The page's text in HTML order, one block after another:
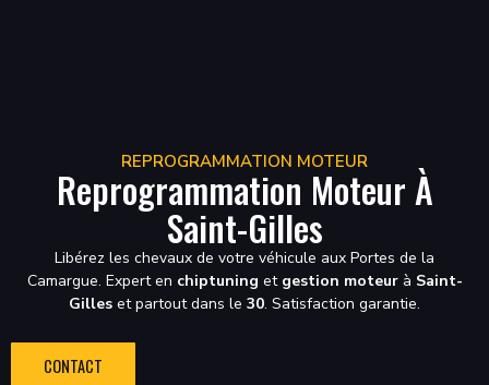
REPROGRAMMATION MOTEUR
Reprogrammation Moteur À
Saint-Gilles
Libérez les chevaux de votre véhicule aux Portes de la
Camargue. Expert en chiptuning et gestion moteurà Saint-
Gilles et partout dans le 30. Satisfaction garantie.
CONTACT